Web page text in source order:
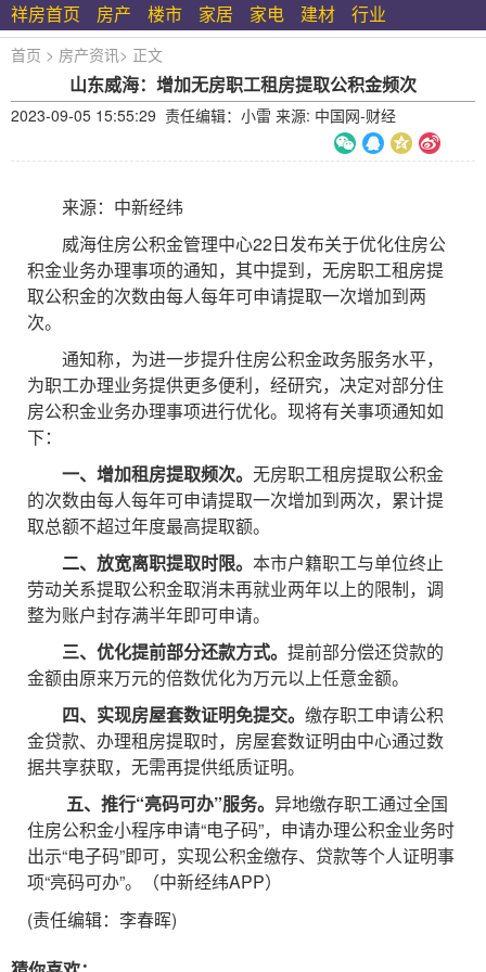
祥房首页 房产 楼市 家居 家电 建材 行业
首页 > 房产资讯> 正文
山东威海：增加无房职工租房提取公积金频次
2023-09-05 15:55:29 责任编辑：小雷 来源: 中国网-财经
来源：中新经纬
威海住房公积金管理中心22日发布关于优化住房公
积金业务办理事项的通知，其中提到，无房职工租房提
取公积金的次数由每人每年可申请提取一次增加到两
次。
通知称，为进一步提升住房公积金政务服务水平，
为职工办理业务提供更多便利，经研究，决定对部分住
房公积金业务办理事项进行优化。现将有关事项通知如
下：
一、增加租房提取频次。 无房职工租房提取公积金
的次数由每人每年可申请提取一次增加到两次，累计提
取总额不超过年度最高提取额。
二、放宽离职提取时限。 本市户籍职工与单位终止
劳动关系提取公积金取消未再就业两年以上的限制，调
整为账户封存满半年即可申请。
三、优化提前部分还款方式。 提前部分偿还贷款的
金额由原来万元的倍数优化为万元以上任意金额。
四、实现房屋套数证明免提交。 缴存职工申请公积
金贷款、办理租房提取时，房屋套数证明由中心通过数
据共享获取，无需再提供纸质证明。
五、推行“亮码可办”服务。 异地缴存职工通过全国
住房公积金小程序申请“电子码”，申请办理公积金业务时
出示“电子码”即可，实现公积金缴存、贷款等个人证明事
项“亮码可办”。（中新经纬APP）
(责任编辑：李春晖)